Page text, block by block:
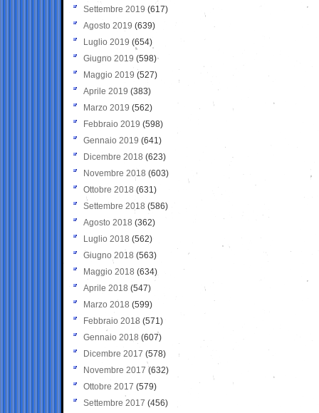
Settembre 2019 (617)
Agosto 2019 (639)
Luglio 2019 (654)
Giugno 2019 (598)
Maggio 2019 (527)
Aprile 2019 (383)
Marzo 2019 (562)
Febbraio 2019 (598)
Gennaio 2019 (641)
Dicembre 2018 (623)
Novembre 2018 (603)
Ottobre 2018 (631)
Settembre 2018 (586)
Agosto 2018 (362)
Luglio 2018 (562)
Giugno 2018 (563)
Maggio 2018 (634)
Aprile 2018 (547)
Marzo 2018 (599)
Febbraio 2018 (571)
Gennaio 2018 (607)
Dicembre 2017 (578)
Novembre 2017 (632)
Ottobre 2017 (579)
Settembre 2017 (456)